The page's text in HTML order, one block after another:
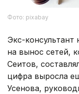
Фото: pixabay
Экс-консультант
на вынос сетей,
Сеитов,
цифра выросла
Усенова,